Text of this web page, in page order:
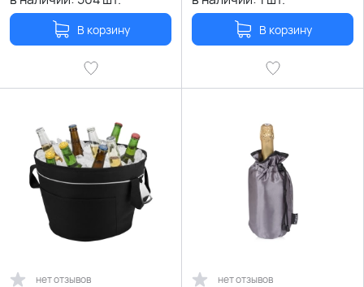
В корзину В корзину
нет отзывов нет отзывов